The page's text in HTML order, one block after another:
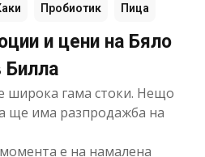
Пробиотик Пица
и цени на Бяло
Билла
широка гама стоки. Нещо
ще има разпродажба на
е на намалена